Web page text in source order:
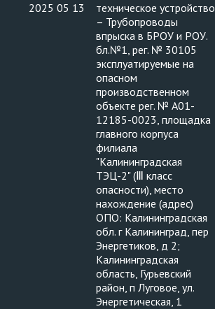
2025 05 13
техническое устройство
– Трубопроводы
впрыска в БРОУ и РОУ.
бл.№1, рег. № 30105
эксплуатируемые на
опасном
производственном
объекте рег. № А01-
12185-0023, площадка
главного корпуса
филиала
"Калининградская
ТЭЦ-2" (Ⅲ класс
опасности), место
нахождение (адрес)
ОПО: Калининградская
обл. г Калининград, пер
Энергетиков, д 2;
Калининградская
область, Гурьевский
район, п Луговое, ул.
Энергетическая, 1